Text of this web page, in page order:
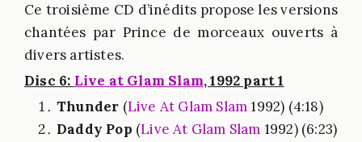
Ce troisième CD d’inédits propose les versions
chantées par Prince de morceaux ouverts à
divers artistes.
Disc 6: Live at Glam Slam, 1992 part 1
Thunder (Live At Glam Slam1992) (4:18)
Daddy Pop (Live At Glam Slam 1992) (6:23)